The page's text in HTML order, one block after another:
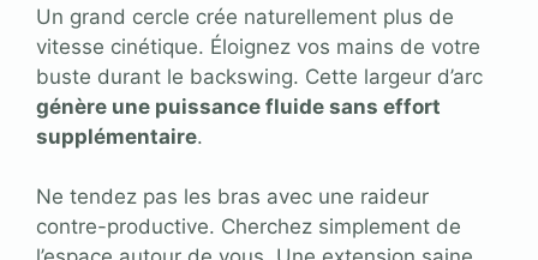
Un grand cercle crée naturellement plus de
vitesse cinétique. Éloignez vos mains de votre
buste durant le backswing. Cette largeur d’arc
génère une puissance fluide sans effort
supplémentaire.
Ne tendez pas les bras avec une raideur
contre-productive. Cherchez simplement de